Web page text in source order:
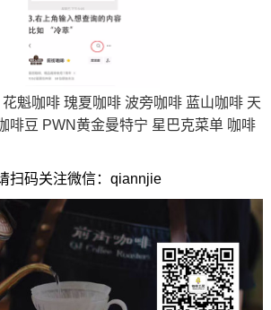
花魁咖啡 瑰夏咖啡 波旁咖啡 蓝山咖啡 天
啡豆 PWN黄金曼特宁 星巴克菜单 咖啡
扫码关注微信：qiannjie